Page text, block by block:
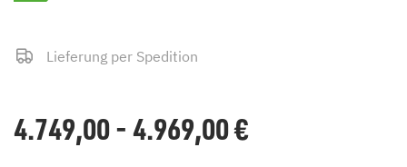
Lieferung per Spedition
4.749,00 - 4.969,00€